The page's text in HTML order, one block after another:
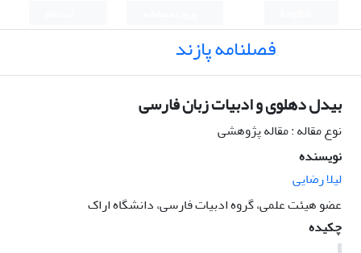
فصلنامه پازند
بیدل دهلوی و ادبیات زبان فارسی
نوع مقاله : مقاله پژوهشی
نویسنده
لیلا رضایی
عضو هیئت علمی، گروه ادبیات فارسی، دانشگاه اراک
چکیده